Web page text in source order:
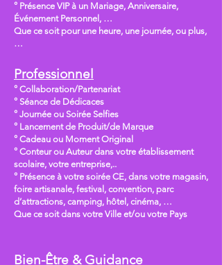
° Présence VIP à un Mariage, Anniversaire,
Événement Personnel, …
Que ce soit pour une heure, une journée, ou plus,
…
Professionnel
° Collaboration/Partenariat
° Séance de Dédicaces
° Journée ou Soirée Selfies
° Lancement de Produit/de Marque
° Cadeau ou Moment Original
° Conteur ou Auteur dans votre établissement
scolaire, votre entreprise,..
° Présence à votre soirée CE, dans votre magasin,
foire artisanale, festival, convention, parc
d’attractions, camping, hôtel, cinéma, …
Que ce soit dans votre Ville et/ou votre Pays
Bien-Être & Guidance